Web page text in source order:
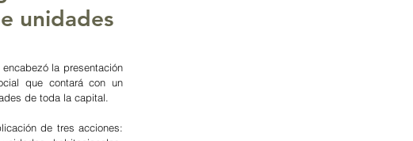
unidades
la presentación
que contará con un
de toda la capital.
de tres acciones: